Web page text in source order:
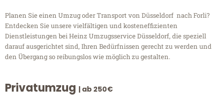
Planen Sie einen Umzug oder Transport von Düsseldorf nach Forli?
Entdecken Sie unsere vielfältigen und kosteneffizienten
Dienstleistungen bei Heinz Umzugsservice Düsseldorf, die speziell
darauf ausgerichtet sind, Ihren Bedürfnissen gerecht zu werden und
den Übergang so reibungslos wie möglich zu gestalten.
Privatumzug | ab 250€